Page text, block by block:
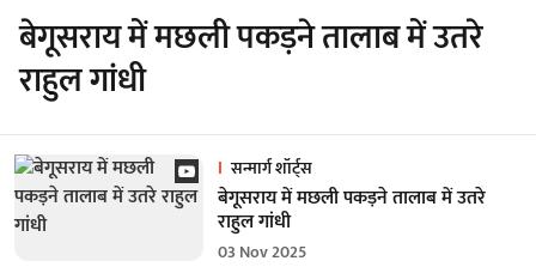
बेगूसराय में मछली पकड़ने तालाब में उतरे
राहुल गांधी
सन्मार्ग शॉर्ट्स
बेगूसराय में मछली पकड़ने तालाब में उतरे
राहुल गांधी
03 Nov 2025